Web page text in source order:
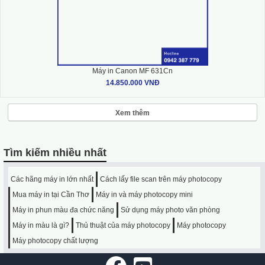
Máy in Canon MF 631Cn
14.850.000 VNĐ
Xem thêm
Tìm kiếm nhiều nhất
Các hãng máy in lớn nhất
Cách lấy file scan trên máy photocopy
Mua máy in tại Cần Thơ
Máy in và máy photocopy mini
Máy in phun màu đa chức năng
Sử dụng máy photo văn phòng
Máy in màu là gì?
Thủ thuật của máy photocopy
Máy photocopy
Máy photocopy chất lượng